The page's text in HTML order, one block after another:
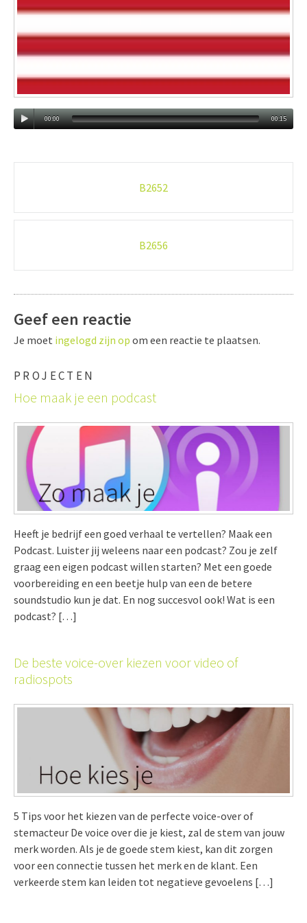
00:00 00:15
B2652
B2656
Geef een reactie
Je moet ingelogd zijn op om een reactie te plaatsen.
PROJECTEN
Hoe maak je een podcast
Heeft je bedrijf een goed verhaal te vertellen? Maak een
Podcast. Luister jij weleens naar een podcast? Zou je zelf
graag een eigen podcast willen starten? Met een goede
voorbereiding en een beetje hulp van een de betere
soundstudio kun je dat. En nog succesvol ook! Wat is een
podcast? […]
De beste voice-over kiezen voor video of
radiospots
5 Tips voor het kiezen van de perfecte voice-over of
stemacteur De voice over die je kiest, zal de stem van jouw
merk worden. Als je de goede stem kiest, kan dit zorgen
voor een connectie tussen het merk en de klant. Een
verkeerde stem kan leiden tot negatieve gevoelens […]